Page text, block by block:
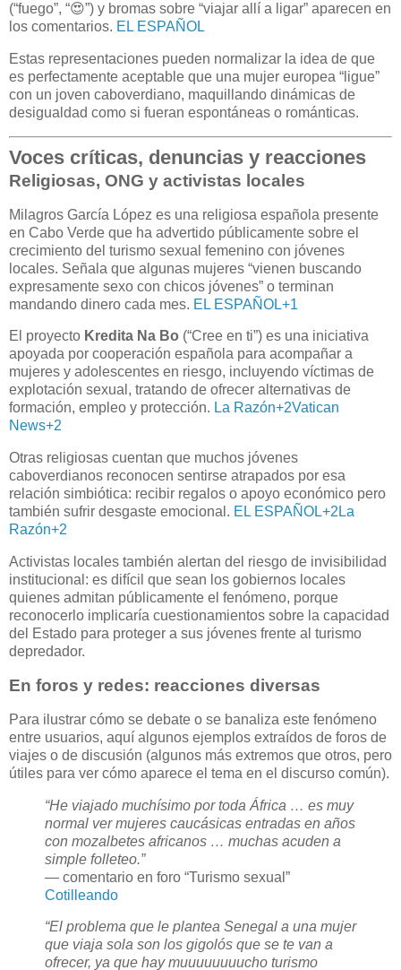
(“fuego”, “😍”) y bromas sobre “viajar allí a ligar” aparecen en
los comentarios. EL ESPAÑOL
Estas representaciones pueden normalizar la idea de que
es perfectamente aceptable que una mujer europea “ligue”
con un joven caboverdiano, maquillando dinámicas de
desigualdad como si fueran espontáneas o románticas.
Voces críticas, denuncias y reacciones
Religiosas, ONG y activistas locales
Milagros García López es una religiosa española presente
en Cabo Verde que ha advertido públicamente sobre el
crecimiento del turismo sexual femenino con jóvenes
locales. Señala que algunas mujeres “vienen buscando
expresamente sexo con chicos jóvenes” o terminan
mandando dinero cada mes. EL ESPAÑOL+1
El proyecto Kredita Na Bo (“Cree en ti”) es una iniciativa
apoyada por cooperación española para acompañar a
mujeres y adolescentes en riesgo, incluyendo víctimas de
explotación sexual, tratando de ofrecer alternativas de
formación, empleo y protección. La Razón+2Vatican
News+2
Otras religiosas cuentan que muchos jóvenes
caboverdianos reconocen sentirse atrapados por esa
relación simbiótica: recibir regalos o apoyo económico pero
también sufrir desgaste emocional. EL ESPAÑOL+2 La
Razón+2
Activistas locales también alertan del riesgo de invisibilidad
institucional: es difícil que sean los gobiernos locales
quienes admitan públicamente el fenómeno, porque
reconocerlo implicaría cuestionamientos sobre la capacidad
del Estado para proteger a sus jóvenes frente al turismo
depredador.
En foros y redes: reacciones diversas
Para ilustrar cómo se debate o se banaliza este fenómeno
entre usuarios, aquí algunos ejemplos extraídos de foros de
viajes o de discusión (algunos más extremos que otros, pero
útiles para ver cómo aparece el tema en el discurso común).
“He viajado muchísimo por toda África … es muy
normal ver mujeres caucásicas entradas en años
con mozalbetes africanos … muchas acuden a
simple folleteo.”
— comentario en foro “Turismo sexual”
Cotilleando
“El problema que le plantea Senegal a una mujer
que viaja sola son los gigolós que se te van a
ofrecer, ya que hay muuuuuuuucho turismo